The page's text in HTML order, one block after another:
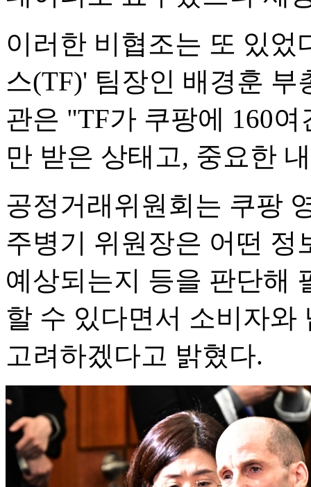
이러한 비협조는 또 있었
스(TF)' 팀장인 배경훈
관은 "TF가 쿠팡에 160
만 받은 상태고, 중요한
공정거래위원회는 쿠팡
주병기 위원장은 어떤 정
예상되는지 등을 판단해
할 수 있다면서 소비자
고려하겠다고 밝혔다.